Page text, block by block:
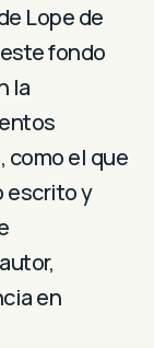
Lope de
fondo
la
como el que
escrito y
en